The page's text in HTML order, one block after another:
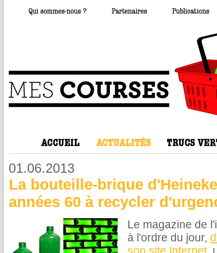
01.06.2013
La bouteille-brique
années 60 à recycler
Le magazine de
à l'ordre du jour,